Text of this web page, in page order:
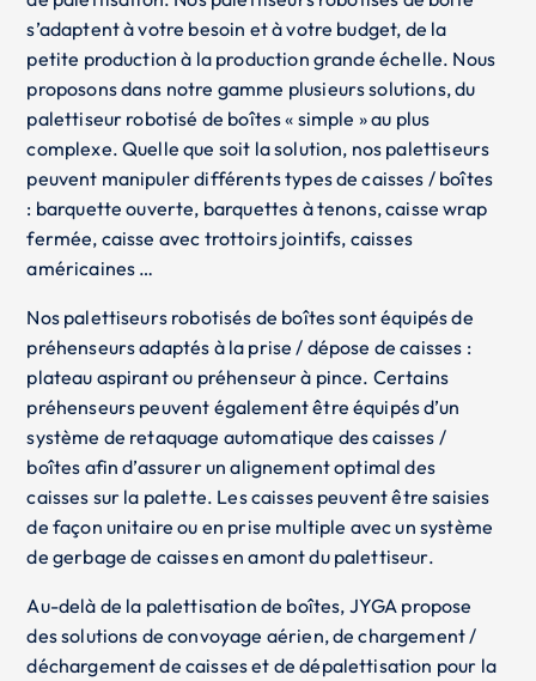
s’adaptent à votre besoin et à votre budget, de la
petite production à la production grande échelle. Nous
proposons dans notre gamme plusieurs solutions, du
palettiseur robotisé de boîtes « simple » au plus
complexe. Quelle que soit la solution, nos palettiseurs
peuvent manipuler différents types de caisses / boîtes
: barquette ouverte, barquettes à tenons, caisse wrap
fermée, caisse avec trottoirs jointifs, caisses
américaines …
Nos palettiseurs robotisés de boîtes sont équipés de
préhenseurs adaptés à la prise / dépose de caisses :
plateau aspirant ou préhenseur à pince. Certains
préhenseurs peuvent également être équipés d’un
système de retaquage automatique des caisses /
boîtes afin d’assurer un alignement optimal des
caisses sur la palette. Les caisses peuvent être saisies
de façon unitaire ou en prise multiple avec un système
de gerbage de caisses en amont du palettiseur.
Au-delà de la palettisation de boîtes, JYGA propose
des solutions de convoyage aérien, de chargement /
déchargement de caisses et de dépalettisation pour la